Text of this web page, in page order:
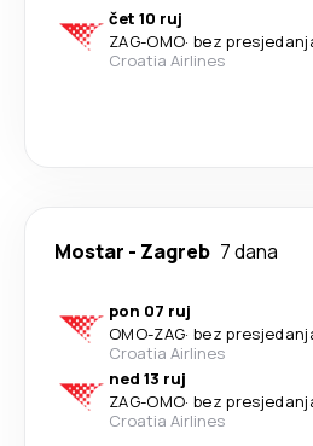
čet 10 ruj
ZAG-OMO· bez
Croatia Airlines
Mostar - Zagreb 7 dana
pon 07 ruj
OMO-ZAG· bez
Croatia Airlines
ned 13 ruj
ZAG-OMO· bez
Croatia Airlines